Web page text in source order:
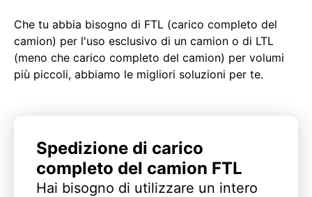
Che tu abbia bisogno di FTL (carico completo del
camion) per l'uso esclusivo di un camion o di LTL
(meno che carico completo del camion) per volumi
più piccoli, abbiamo le migliori soluzioni per te.
Spedizione di carico
completo del camion FTL
Hai bisogno di utilizzare un intero